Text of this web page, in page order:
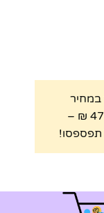
במחיר
מבצע של 296.25 ₪ במקום 474.00 ₪ –